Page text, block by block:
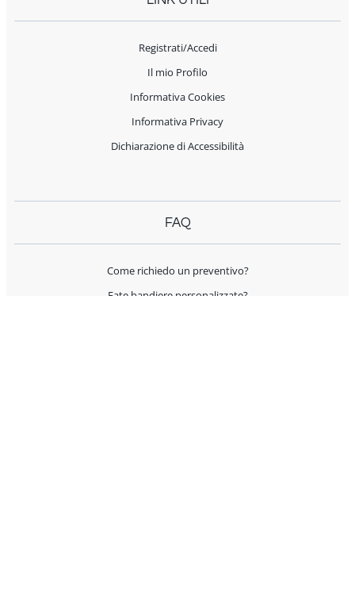
Registrati/Accedi
Il mio Profilo
Informativa Cookies
Informativa Privacy
Dichiarazione di Accessibilità
FAQ
Come richiedo un preventivo?
Fate bandiere personalizzate?